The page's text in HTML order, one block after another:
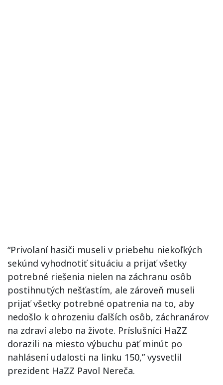
“Privolaní hasiči museli v priebehu niekoľkých
sekúnd vyhodnotiť situáciu a prijať všetky
potrebné riešenia nielen na záchranu osôb
postihnutých nešťastím, ale zároveň museli
prijať všetky potrebné opatrenia na to, aby
nedošlo k ohrozeniu ďalších osôb, záchranárov
na zdraví alebo na živote. Príslušníci HaZZ
dorazili na miesto výbuchu päť minút po
nahlásení udalosti na linku 150,” vysvetlil
prezident HaZZ Pavol Nereča.